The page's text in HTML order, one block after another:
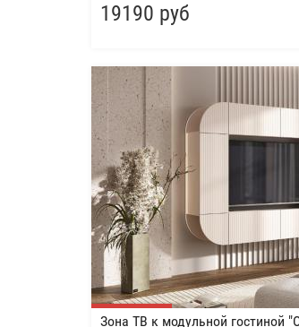
19190 руб
Зона ТВ к модульной гостиной